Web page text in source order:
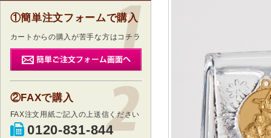
①簡単注文フォームで購入
カートからの購入が苦手な方はコチラ
②FAXで購入
FAX注文用紙ご記入の上送信ください
0120-831-844